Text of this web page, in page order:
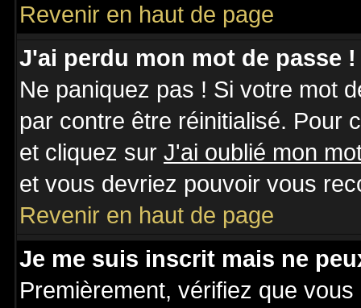
Revenir en haut de page
J'ai perdu mon mot de passe !
Ne paniquez pas ! Si votre mot
par contre être réinitialisé. Pour
et cliquez sur J'ai oublié mon
et vous devriez pouvoir vous
Revenir en haut de page
Je me suis inscrit mais ne
Premièrement, vérifiez que